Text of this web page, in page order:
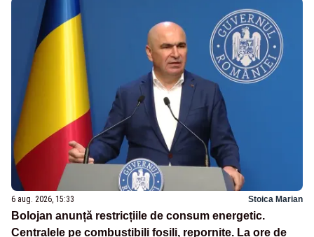
6 aug. 2026, 15:33 Stoica Marian
Bolojan anunță restricțiile de consum energetic.
Centralele pe combustibili fosili, repornite. La ore de